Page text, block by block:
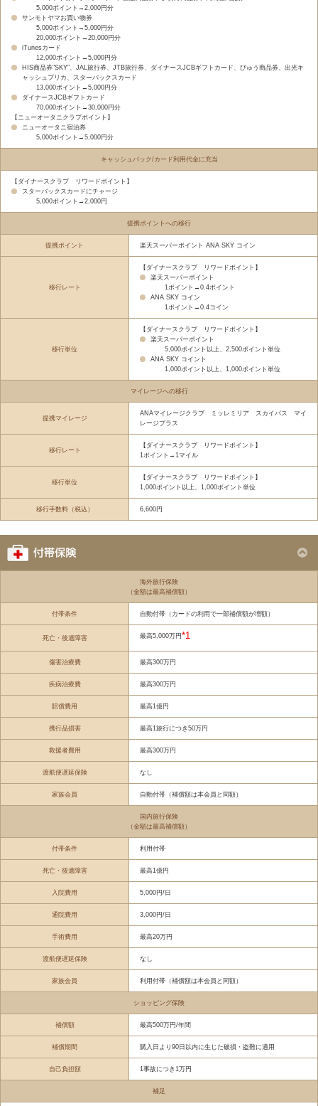
5,000ポイント→2,000円分
サンモトヤマお買い物券
5,000ポイント→5,000円分
20,000ポイント→20,000円分
iTunesカード
12,000ポイント→5,000円分
HIS商品券"SKY"、JAL旅行券、JTB旅行券、ダイナースJCBギフトカード、びゅう商品券、出光キ
ャッシュプリカ、スターバックスカード
13,000ポイント→5,000円分
ダイナースJCBギフトカード
70,000ポイント→30,000円分
【ニューオータニクラブポイント】
ニューオータニ宿泊券
5,000ポイント→5,000円分
キャッシュバック/カード利用代金に充当
【ダイナースクラブ リワードポイント】
スターバックスカードにチャージ
5,000ポイント→2,000円
提携ポイントへの移行
提携ポイント 楽天スーパーポイント ANA SKY コイン
移行レート
【ダイナースクラブ リワードポイント】
楽天スーパーポイント
1ポイント→0.4ポイント
ANA SKY コイン
1ポイント→0.4コイン
移行単位
【ダイナースクラブ リワードポイント】
楽天スーパーポイント
5,000ポイント以上、2,500ポイント単位
ANA SKY コイント
1,000ポイント以上、1,000ポイント単位
マイレージへの移行
提携マイレージ
ANAマイレージクラブ ミッレミリア スカイパス マイ
レージプラス
移行レート
【ダイナースクラブ リワードポイント】
1ポイント→1マイル
移行単位
【ダイナースクラブ リワードポイント】
1,000ポイント以上、1,000ポイント単位
移行手数料（税込） 6,600円
海外旅行保険
（金額は最高補償額）
付帯条件 自動付帯（カードの利用で一部補償額が増額）
死亡・後遺障害 最高5,000万円*1
傷害治療費 最高300万円
疾病治療費 最高300万円
賠償費用 最高1億円
携行品損害 最高1旅行につき50万円
救援者費用 最高300万円
渡航便遅延保険 なし
家族会員 自動付帯（補償額は本会員と同額）
国内旅行保険
（金額は最高補償額）
付帯条件 利用付帯
死亡・後遺障害 最高1億円
入院費用 5,000円/日
通院費用 3,000円/日
手術費用 最高20万円
渡航便遅延保険 なし
家族会員 利用付帯（補償額は本会員と同額）
ショッピング保険
補償額 最高500万円/年間
補償期間 購入日より90日以内に生じた破損・盗難に適用
自己負担額 1事故につき1万円
補足